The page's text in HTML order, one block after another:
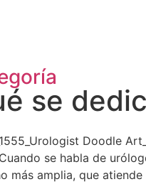
se
se habla de
más amplia, que